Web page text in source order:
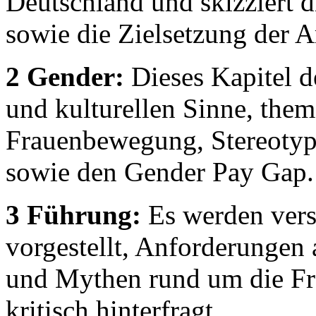
sowie die Zielsetzung der
2 Gender: Dieses Kapitel
und kulturellen Sinne,
Frauenbewegung,
sowie den Gender Pay Gap.
3 Führung: Es werden
vorgestellt, Anforderungen
und Mythen rund um die
kritisch hinterfragt.